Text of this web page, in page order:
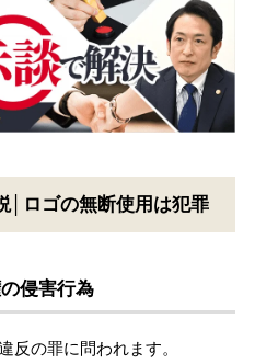
│ロゴの無断使用は犯罪
侵害行為
反の罪に問われます。